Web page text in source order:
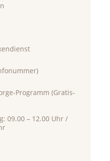
Programm (Gratis-
09.00 – 12.00 Uhr /